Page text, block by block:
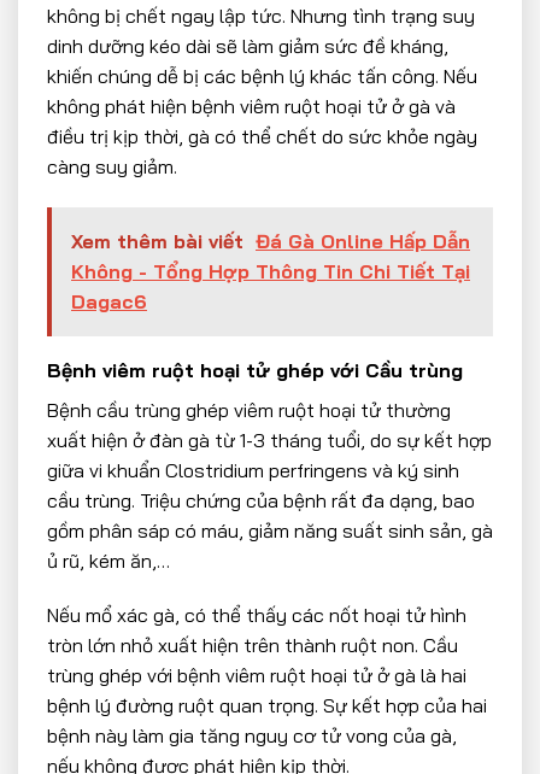
không bị chết ngay lập tức. Nhưng tình trạng suy
dinh dưỡng kéo dài sẽ làm giảm sức đề kháng,
khiến chúng dễ bị các bệnh lý khác tấn công. Nếu
không phát hiện bệnh viêm ruột hoại tử ở gà và
điều trị kịp thời, gà có thể chết do sức khỏe ngày
càng suy giảm.
Xem thêm bài viết Đá Gà Online Hấp Dẫn
Không - Tổng Hợp Thông Tin Chi Tiết Tại
Dagac6
Bệnh viêm ruột hoại tử ghép với Cầu trùng
Bệnh cầu trùng ghép viêm ruột hoại tử thường
xuất hiện ở đàn gà từ 1-3 tháng tuổi, do sự kết hợp
giữa vi khuẩn Clostridium perfringens và ký sinh
cầu trùng. Triệu chứng của bệnh rất đa dạng, bao
gồm phân sáp có máu, giảm năng suất sinh sản, gà
ủ rũ, kém ăn,…
Nếu mổ xác gà, có thể thấy các nốt hoại tử hình
tròn lớn nhỏ xuất hiện trên thành ruột non. Cầu
trùng ghép với bệnh viêm ruột hoại tử ở gà là hai
bệnh lý đường ruột quan trọng. Sự kết hợp của hai
bệnh này làm gia tăng nguy cơ tử vong của gà,
nếu không được phát hiện kịp thời.